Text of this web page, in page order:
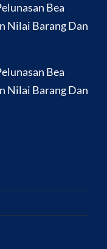
Bea
Nilai Barang Dan
Bea
Nilai Barang Dan